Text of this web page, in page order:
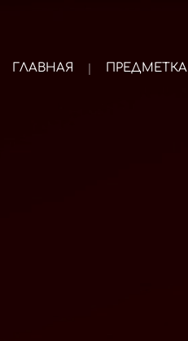
ГЛАВНАЯ ПРЕДМЕТКА